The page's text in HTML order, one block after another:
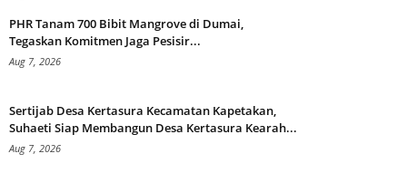
PHR Tanam 700 Bibit Mangrove di Dumai,
Tegaskan Komitmen Jaga Pesisir...
Aug 7, 2026
Sertijab Desa Kertasura Kecamatan Kapetakan,
Suhaeti Siap Membangun Desa Kertasura Kearah...
Aug 7, 2026